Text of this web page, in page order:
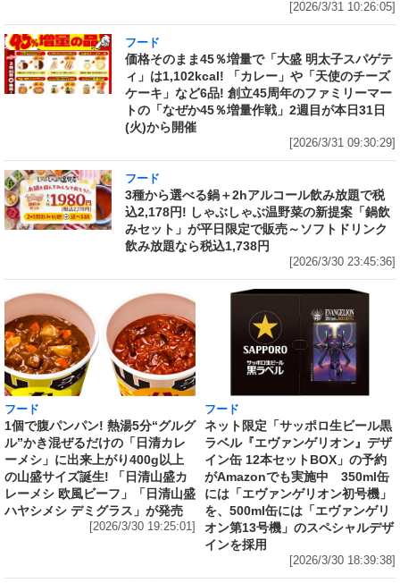
[2026/3/31 10:26:05]
フード
価格そのまま45％増量で「大盛 明太子スパゲテ
ィ」は1,102kcal! 「カレー」や「天使のチーズ
ケーキ」など6品! 創立45周年のファミリーマー
トの「なぜか45％増量作戦」2週目が本日31日
(火)から開催
[2026/3/31 09:30:29]
フード
3種から選べる鍋＋2hアルコール飲み放題で税
込2,178円! しゃぶしゃぶ温野菜の新提案「鍋飲
みセット」が平日限定で販売～ソフトドリンク
飲み放題なら税込1,738円
[2026/3/30 23:45:36]
フード
1個で腹パンパン! 熱湯5分“グルグ
ル”かき混ぜるだけの「日清カレ
ーメシ」に出来上がり400g以上
の山盛サイズ誕生! 「日清山盛カ
レーメシ 欧風ビーフ」「日清山盛
ハヤシメシ デミグラス」が発売
[2026/3/30 19:25:01]
フード
ネット限定「サッポロ生ビール黒
ラベル『エヴァンゲリオン』デザ
イン缶 12本セットBOX」の予約
がAmazonでも実施中 350ml缶
には「エヴァンゲリオン初号機」
を、500ml缶には「エヴァンゲリ
オン第13号機」のスペシャルデザ
インを採用
[2026/3/30 18:39:38]